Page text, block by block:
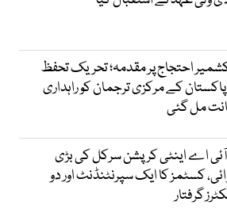
کشمیر احتجاج پر مقدمہ؛ تحریک تحفظ
کے مرکزی ترجمان کو راہداری
مل گئی
اے اینٹی کرپشن سرکل کی بڑی
کسٹمز کا ایک سپرنٹنڈنٹ اور دو
گرفتار